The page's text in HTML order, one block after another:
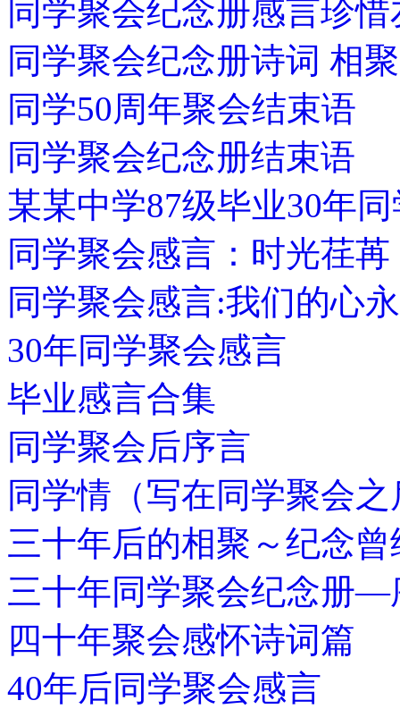
同学聚会纪念册感言珍
同学聚会纪念册诗词 相聚
同学50周年聚会结束语
同学聚会纪念册结束语
某某中学87级毕业30年
同学聚会感言：时光荏
同学聚会感言:我们的心
30年同学聚会感言
毕业感言合集
同学聚会后序言
同学情（写在同学聚会之
三十年后的相聚～纪念
三十年同学聚会纪念册—
四十年聚会感怀诗词篇
40年后同学聚会感言